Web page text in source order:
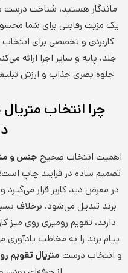
ماندگار هستید، شناخت درست
کاربردی و تخصصی برای
جلد، پایه و سایر اجزا ارائه
جلوه بصری جذاب و ارزش
چرا انتخاب
اهمیت انتخاب صحیح جنس و
تصمیم ساده در فرایند چاپ
در معرض دید کاربر قرار می‌گیرد و
برند تبدیل می‌شود. برخلاف
دارند، تقویم رومیزی روی میز
پیام برند را به مخاطب
و انتخاب درست متریال تقویم